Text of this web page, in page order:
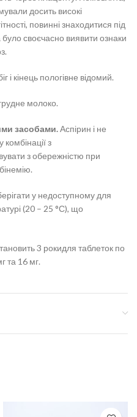
досить високі
повинні знаходитися під
своєчасно виявити ознаки
і кінець пологівне відомий.
молоко.
засобами.Аспірин і не
комбінації з
з обережністю при
у недоступному для
(20 – 25 °С), що
3 рокидля таблеток по
та 16 мг.